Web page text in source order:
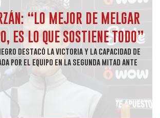
“LO MEJOR DE MELGAR
ES LO QUE SOSTIENE TODO”
destacó la victoria y la capacidad de
por el equipo en la segunda mitad ante